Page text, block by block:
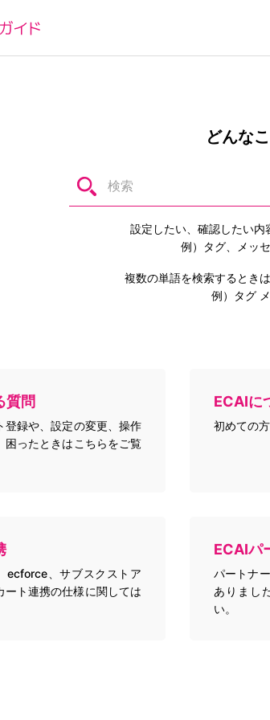
どんな
設定したい、確認したい内
例）タグ、メッ
複数の単語を検索するとき
例）タグ
質問
登録や、設定の変更、操作
困ったときはこちらをご覧
ECAIに
初めての
ecforce、サブスクストア
ート連携の仕様に関しては
ECAIパ
パートナ
ありまし
い。